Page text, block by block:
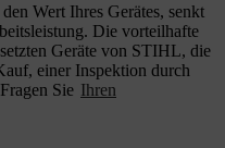
Wert Ihres Gerätes, senkt
Die vorteilhafte
Geräte von STIHL, die
einer Inspektion durch
Sie Ihren